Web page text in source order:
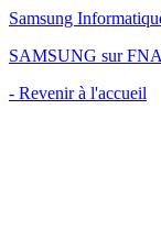
Samsung
SAMSUNG sur
- Revenir à l'accueil